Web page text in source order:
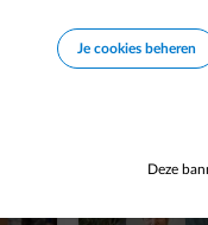
Je cookies beheren
Deze